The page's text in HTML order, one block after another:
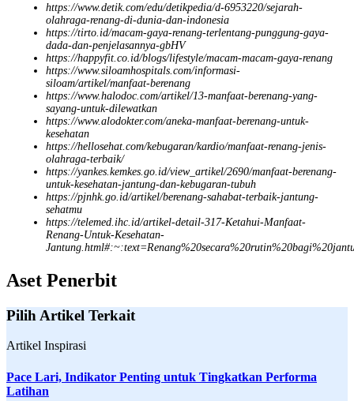
https://www.detik.com/edu/detikpedia/d-6953220/sejarah-
olahraga-renang-di-dunia-dan-indonesia
https://tirto.id/macam-gaya-renang-terlentang-punggung-gaya-
dada-dan-penjelasannya-gbHV
https://happyfit.co.id/blogs/lifestyle/macam-macam-gaya-renang
https://www.siloamhospitals.com/informasi-
siloam/artikel/manfaat-berenang
https://www.halodoc.com/artikel/13-manfaat-berenang-yang-
sayang-untuk-dilewatkan
https://www.alodokter.com/aneka-manfaat-berenang-untuk-
kesehatan
https://hellosehat.com/kebugaran/kardio/manfaat-renang-jenis-
olahraga-terbaik/
https://yankes.kemkes.go.id/view_artikel/2690/manfaat-berenang-
untuk-kesehatan-jantung-dan-kebugaran-tubuh
https://pjnhk.go.id/artikel/berenang-sahabat-terbaik-jantung-
sehatmu
https://telemed.ihc.id/artikel-detail-317-Ketahui-Manfaat-
Renang-Untuk-Kesehatan-
Aset Penerbit
Pilih Artikel Terkait
Artikel Inspirasi
Pace Lari, Indikator Penting untuk Tingkatkan Performa
Latihan